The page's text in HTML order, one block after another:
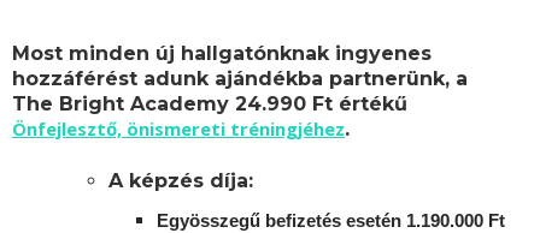
Most minden új hallgatónknak ingyenes
hozzáférést adunk ajándékba partnerünk, a
The Bright Academy 24.990 Ft értékű
Önfejlesztő, önismereti tréningjéhez.
A képzés díja:
Egyösszegű befizetés esetén 1.190.000 Ft